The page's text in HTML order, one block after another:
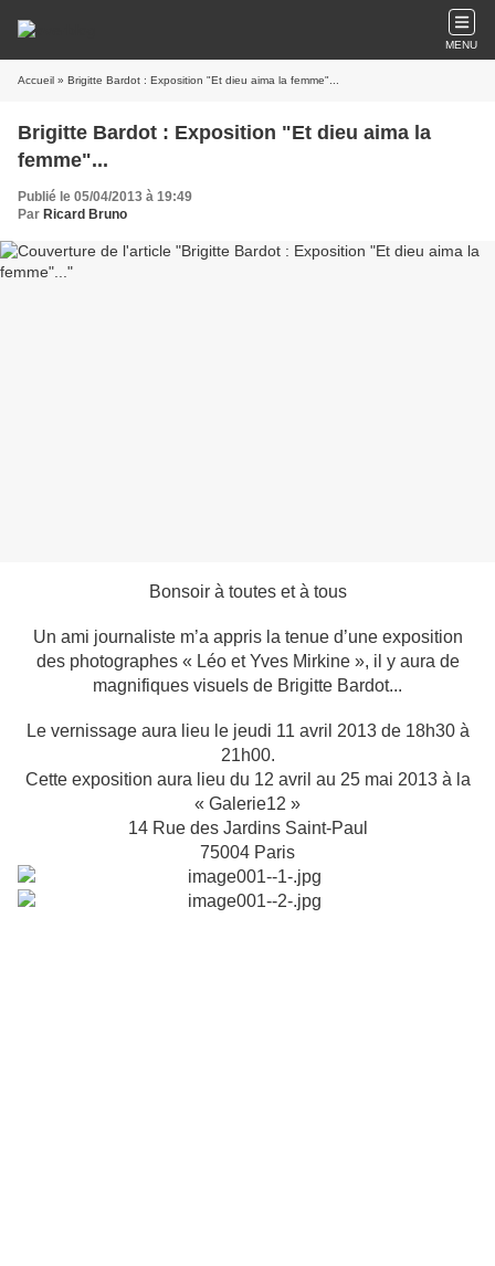
MENU
Accueil » Brigitte Bardot : Exposition "Et dieu aima la femme"...
Brigitte Bardot : Exposition "Et dieu aima la
femme"...
Publié le 05/04/2013 à 19:49
Par Ricard Bruno
Bonsoir à toutes et à tous
Un ami journaliste m’a appris la tenue d’une exposition
des photographes « Léo et Yves Mirkine », il y aura de
magnifiques visuels de Brigitte Bardot...
Le vernissage aura lieu le jeudi 11 avril 2013 de 18h30 à
21h00.
Cette exposition aura lieu du 12 avril au 25 mai 2013 à la
« Galerie12 »
14 Rue des Jardins Saint-Paul
75004 Paris